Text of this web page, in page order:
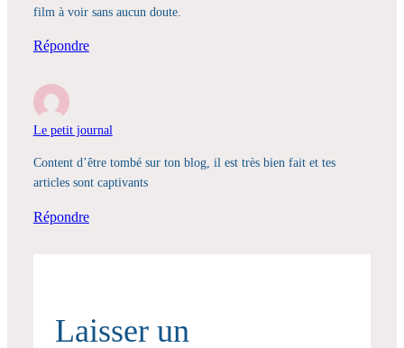
film à voir sans aucun doute.
Répondre
Le petit journal
Content d’être tombé sur ton blog, il est très bien fait et tes
articles sont captivants
Répondre
Laisser un